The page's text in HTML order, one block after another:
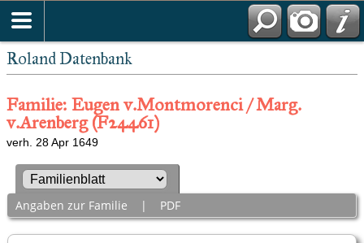
Roland Datenbank
Familie: Eugen v.Montmorenci / Marg.
v.Arenberg (F24461)
verh. 28 Apr 1649
Angaben zur Familie | PDF